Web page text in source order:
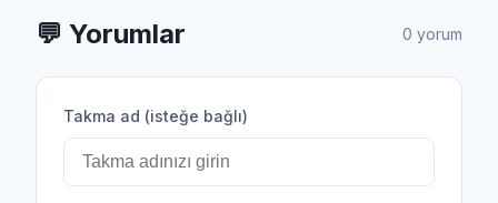
💬 Yorumlar 0 yorum
Takma ad (isteğe bağlı)